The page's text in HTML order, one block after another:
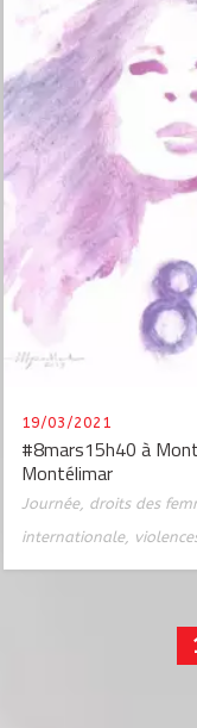
19/03/2021
#8mars15h40 à
Montélimar
Journée, droits des
internationale,